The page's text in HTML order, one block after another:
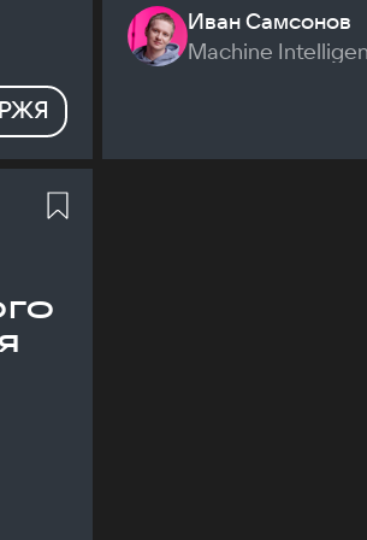
РЖЯ
Иван Самсонов
Machine